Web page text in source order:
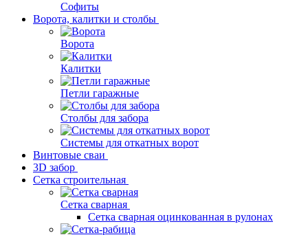
Софиты
Ворота, калитки и столбы
Ворота
Калитки
Петли гаражные
Столбы для забора
Системы для откатных ворот
Винтовые сваи
3D забор
Сетка строительная
Сетка сварная
Сетка сварная оцинкованная в рулонах